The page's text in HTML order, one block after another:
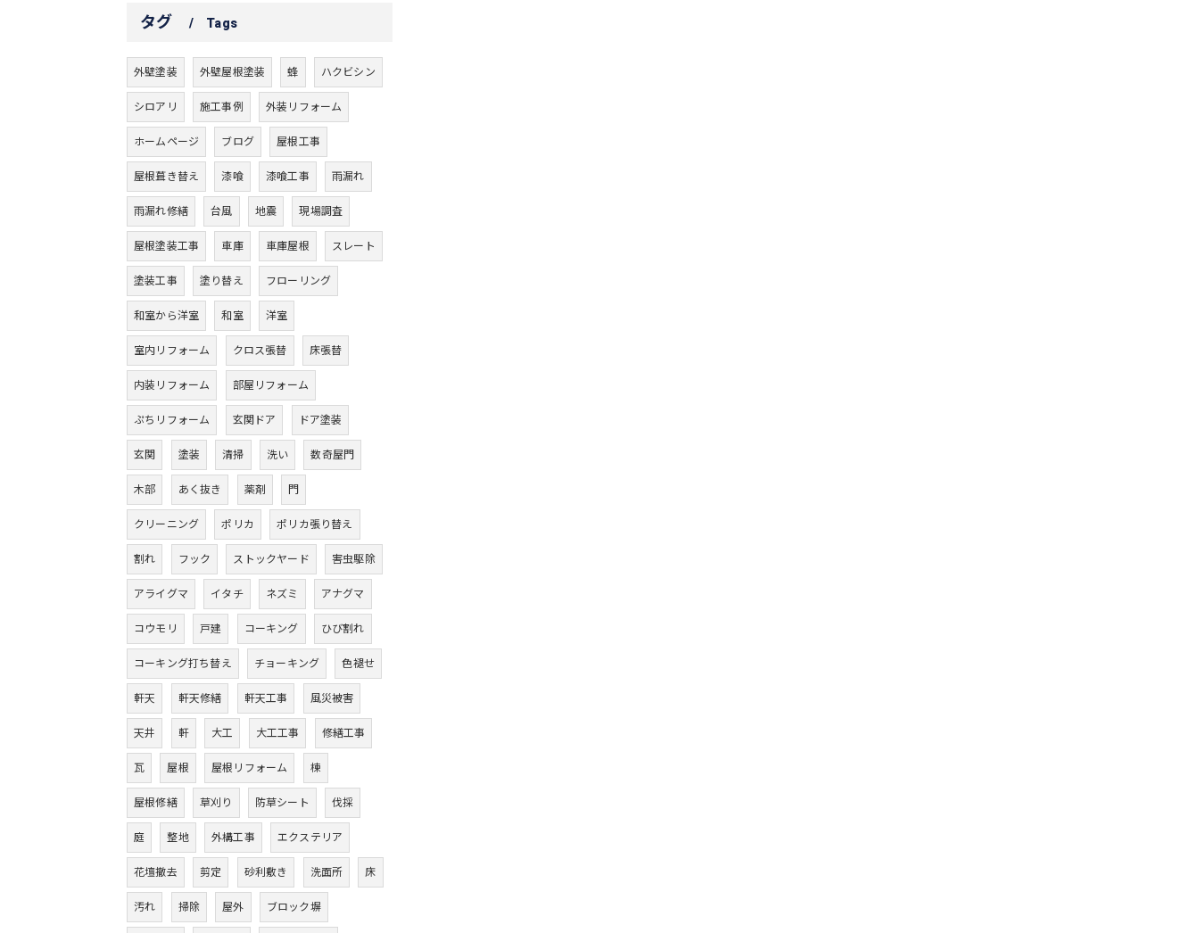
タグ Tags
外壁塗装 外壁屋根塗装 蜂 ハクビシン
シロアリ 施工事例 外装リフォーム
ホームページ ブログ 屋根工事
屋根葺き替え 漆喰 漆喰工事 雨漏れ
雨漏れ修繕 台風 地震 現場調査
屋根塗装工事 車庫 車庫屋根 スレート
塗装工事 塗り替え フローリング
和室から洋室 和室 洋室
室内リフォーム クロス張替 床張替
内装リフォーム 部屋リフォーム
ぷちリフォーム 玄関ドア ドア塗装
玄関 塗装 清掃 洗い 数奇屋門
木部 あく抜き 薬剤 門
クリーニング ポリカ ポリカ張り替え
割れ フック ストックヤード 害虫駆除
アライグマ イタチ ネズミ アナグマ
コウモリ 戸建 コーキング ひび割れ
コーキング打ち替え チョーキング 色褪せ
軒天 軒天修繕 軒天工事 風災被害
天井 軒 大工 大工工事 修繕工事
瓦 屋根 屋根リフォーム 棟
屋根修繕 草刈り 防草シート 伐採
庭 整地 外構工事 エクステリア
花壇撤去 剪定 砂利敷き 洗面所 床
汚れ 掃除 屋外 ブロック塀